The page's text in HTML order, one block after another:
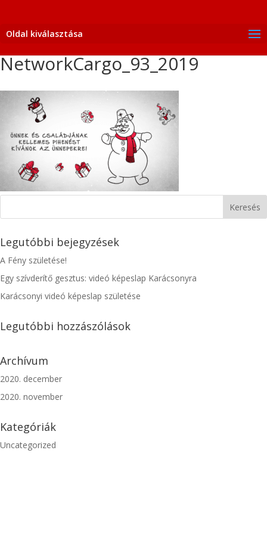
Oldal kiválasztása
NetworkCargo_93_2019
Legutóbbi bejegyzések
A Fény születése!
Egy szívderítő gesztus: videó képeslap Karácsonyra
Karácsonyi videó képeslap születése
Legutóbbi hozzászólások
Archívum
2020. december
2020. november
Kategóriák
Uncategorized